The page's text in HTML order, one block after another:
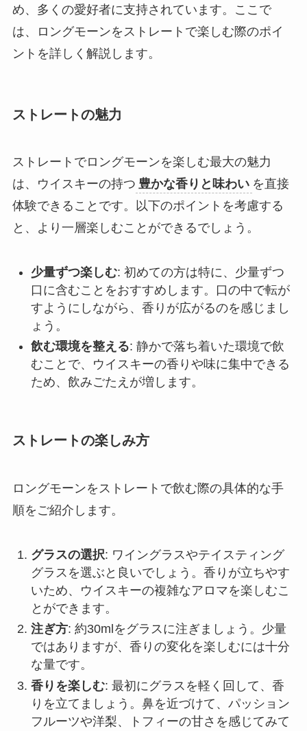
め、多くの愛好者に支持されています。ここで
は、ロングモーンをストレートで楽しむ際のポイ
ントを詳しく解説します。
ストレートの魅力
ストレートでロングモーンを楽しむ最大の魅力
は、ウイスキーの持つ 豊かな香りと味わい を直接
体験できることです。以下のポイントを考慮する
と、より一層楽しむことができるでしょう。
少量ずつ楽しむ: 初めての方は特に、少量ずつ
口に含むことをおすすめします。口の中で転が
すようにしながら、香りが広がるのを感じまし
ょう。
飲む環境を整える: 静かで落ち着いた環境で飲
むことで、ウイスキーの香りや味に集中できる
ため、飲みごたえが増します。
ストレートの楽しみ方
ロングモーンをストレートで飲む際の具体的な手
順をご紹介します。
グラスの選択: ワイングラスやテイスティング
グラスを選ぶと良いでしょう。香りが立ちやす
いため、ウイスキーの複雑なアロマを楽しむこ
とができます。
注ぎ方: 約30mlをグラスに注ぎましょう。少量
ではありますが、香りの変化を楽しむには十分
な量です。
香りを楽しむ: 最初にグラスを軽く回して、香
りを立てましょう。鼻を近づけて、パッション
フルーツや洋梨、トフィーの甘さを感じてみて